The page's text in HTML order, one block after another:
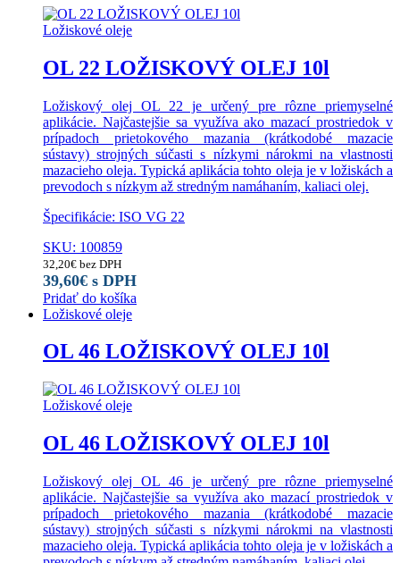
Ložiskové oleje
OL 22 LOŽISKOVÝ OLEJ 10l
Ložiskový olej OL 22 je určený pre rôzne priemyselné
aplikácie. Najčastejšie sa využíva ako mazací prostriedok v
prípadoch prietokového mazania (krátkodobé mazacie
sústavy) strojných súčasti s nízkymi nárokmi na vlastnosti
mazacieho oleja. Typická aplikácia tohto oleja je v ložiskách a
prevodoch s nízkym až stredným namáhaním, kaliaci olej.
Špecifikácie: ISO VG 22
SKU: 100859
32,20€ bez DPH
39,60€ s DPH
Pridať do košíka
Ložiskové oleje
OL 46 LOŽISKOVÝ OLEJ 10l
Ložiskové oleje
OL 46 LOŽISKOVÝ OLEJ 10l
Ložiskový olej OL 46 je určený pre rôzne priemyselné
aplikácie. Najčastejšie sa využíva ako mazací prostriedok v
prípadoch prietokového mazania (krátkodobé mazacie
sústavy) strojných súčasti s nízkymi nárokmi na vlastnosti
mazacieho oleja. Typická aplikácia tohto oleja je v ložiskách a